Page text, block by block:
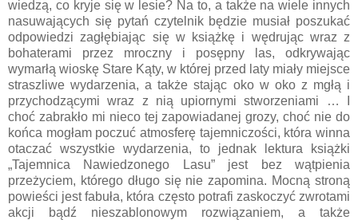
wiedzą, co kryje się w lesie? Na to, a także na wiele innych
nasuwających się pytań czytelnik będzie musiał poszukać
odpowiedzi zagłębiając się w książkę i wędrując wraz z
bohaterami przez mroczny i posępny las, odkrywając
wymarłą wioskę Stare Kąty, w której przed laty miały miejsce
straszliwe wydarzenia, a także stając oko w oko z mgłą i
przychodzącymi wraz z nią upiornymi stworzeniami … I
choć zabrakło mi nieco tej zapowiadanej grozy, choć nie do
końca mogłam poczuć atmosferę tajemniczości, która winna
otaczać wszystkie wydarzenia, to jednak lektura książki
„Tajemnica Nawiedzonego Lasu” jest bez wątpienia
przeżyciem, którego długo się nie zapomina. Mocną stroną
powieści jest fabuła, która często potrafi zaskoczyć zwrotami
akcji bądź nieszablonowym rozwiązaniem, a także